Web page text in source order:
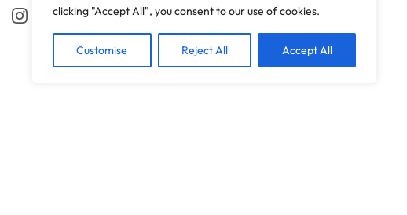
clicking "Accept All", you consent to our use of cookies.
Customise Reject All Accept All